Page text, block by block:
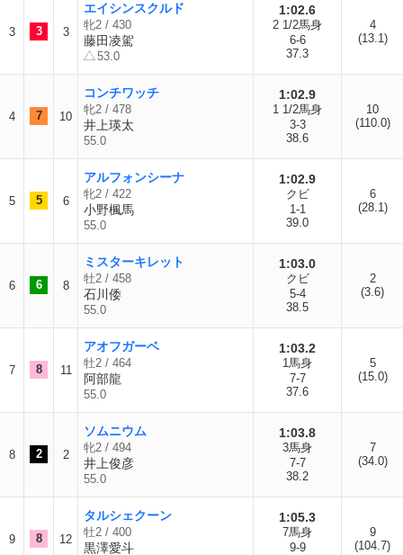
3 3 3
エイシンスクルド
牝2 / 430
藤田凌駕
53.0
1:02.6
2 1/2馬身
6-6
37.3
4
(13.1)
4 7 10
コンチワッチ
牝2 / 478
井上瑛太
55.0
1:02.9
1 1/2馬身
3-3
38.6
10
(110.0)
5 5 6
アルフォンシーナ
牝2 / 422
小野楓馬
55.0
1:02.9
クビ
1-1
39.0
6
(28.1)
6 6 8
ミスターキレット
牡2 / 458
石川倭
55.0
1:03.0
クビ
5-4
38.5
2
(3.6)
7 8 11
アオフガーベ
牡2 / 464
阿部龍
55.0
1:03.2
1馬身
7-7
37.6
5
(15.0)
8 2 2
ソムニウム
牝2 / 494
井上俊彦
55.0
1:03.8
3馬身
7-7
38.2
7
(34.0)
9 8 12
タルシェクーン
牡2 / 400
黒澤愛斗
1:05.3
7馬身
9-9
9
(104.7)